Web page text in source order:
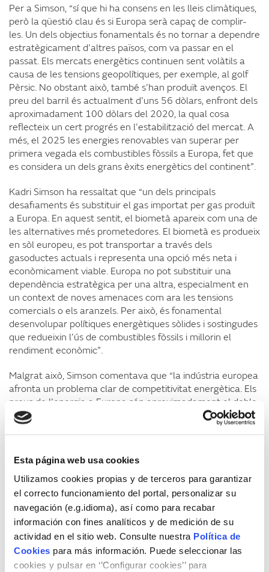
Esta página web usa cookies
Utilizamos cookies propias y de terceros para garantizar
el correcto funcionamiento del portal, personalizar su
navegación (e.g.idioma), así como para recabar
información con fines analíticos y de medición de su
actividad en el sitio web. Consulte nuestra Política de
Cookies para más información. Puede seleccionar las
cookies y pulsar en ‘’Configurar cookies’’ para
Per a Simson, “sí que hi ha consens en les lleis climàtiques,
però la qüestió clau és si Europa serà capaç de complir-
les. Un dels objectius fonamentals és no tornar a dependre
estratègicament d’altres països, com va passar en el
passat. Els mercats energètics continuen sent volàtils a
causa de les tensions geopolítiques, per exemple, al golf
Pèrsic. No obstant això, també s’han produït avenços. El
preu del barril és actualment d’uns 56 dòlars, enfront dels
aproximadament 100 dòlars del 2020, la qual cosa
reflecteix un cert progrés en l’estabilització del mercat. A
més, el 2025 les energies renovables van superar per
primera vegada els combustibles fòssils a Europa, fet que
es considera un dels grans èxits energètics del continent”.
Kadri Simson ha ressaltat que “un dels principals
desafiaments és substituir el gas importat per gas produït
a Europa. En aquest sentit, el biometà apareix com una de
les alternatives més prometedores. El biometà es produeix
en sòl europeu, es pot transportar a través dels
gasoductes actuals i representa una opció més neta i
econòmicament viable. Europa no pot substituir una
dependència estratègica per una altra, especialment en
un context de noves amenaces com ara les tensions
comercials o els aranzels. Per això, és fonamental
desenvolupar polítiques energètiques sòlides i sostingudes
que redueixin l’ús de combustibles fòssils i millorin el
rendiment econòmic”.
Malgrat això, Simson comentava que “la indústria europea
afronta un problema clar de competitivitat energètica. Els
preus de l’energia a Europa són aproximadament el doble
que als Estats Units i també més alts que a la Xina. Per
abordar aquest desafiament, es planteja accelerar la
descarbonització industrial, combatre la competència
deslleial internacional i protegir, alhora, la indústria
europea”.
En definitiva, l’excomissària europea d’Energia acabava
afirmant que “la transició energètica és inevitable i
necessària. I la qüestió energètica continua sent un dels
temes centrals del debat europeu. Europa importa prop
del 90% del petroli i del gas que consumeix i seguirà